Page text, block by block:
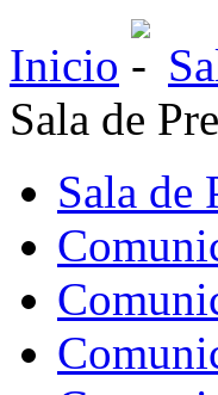
Inicio
Sala de
Sala de